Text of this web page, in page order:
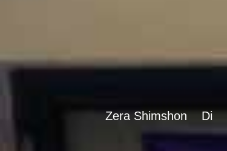
Zera Shimshon
Di